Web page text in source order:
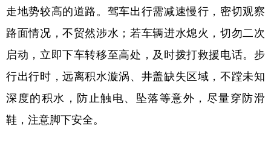
彩票 娱乐 时尚 悦读
公益 一带一路 亚太网 上市公司
文化产业
走地势较高的道路。驾车出行需减速慢行，密切观察
路面情况，不贸然涉水；若车辆进水熄火，切勿二次
启动，立即下车转移至高处，及时拨打救援电话。步
行出行时，远离积水漩涡、井盖缺失区域，不蹚未知
深度的积水，防止触电、坠落等意外，尽量穿防滑
鞋，注意脚下安全。